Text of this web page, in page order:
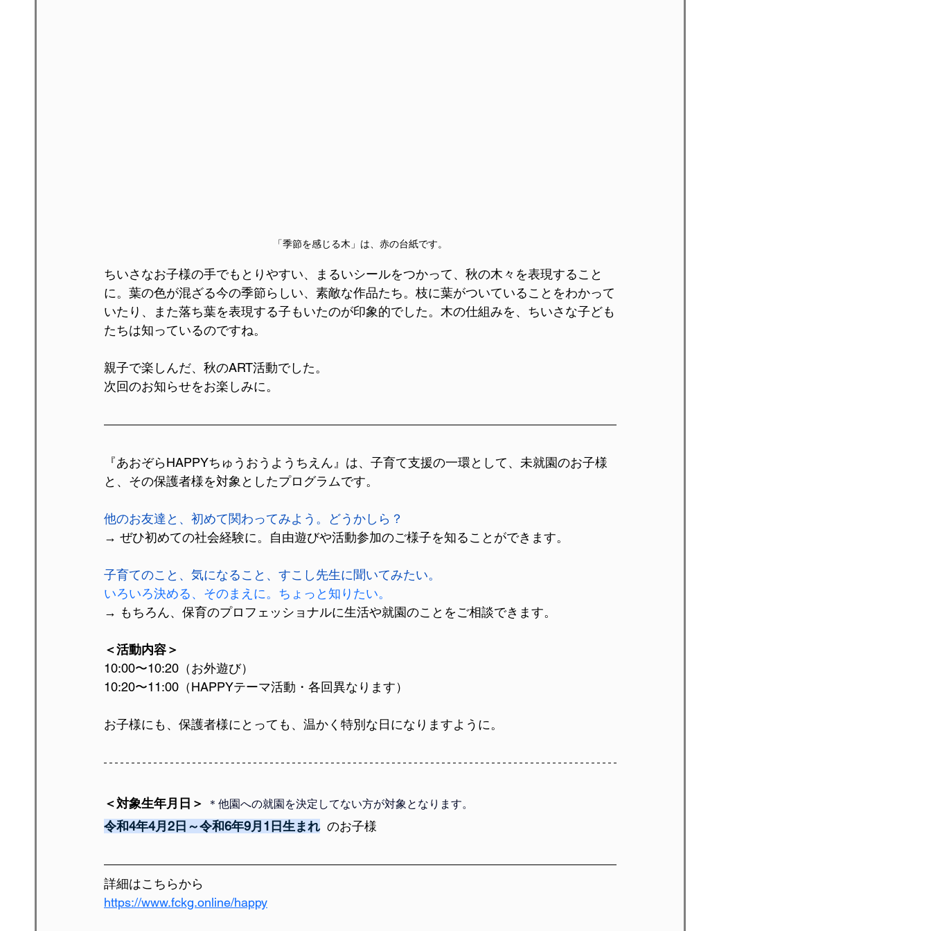
「季節を感じる木」は、赤の台紙です。
ちいさなお子様の手でもとりやすい、まるいシールをつかって、秋の木々を表現すること
に。葉の色が混ざる今の季節らしい、素敵な作品たち。枝に葉がついていることをわかって
いたり、また落ち葉を表現する子もいたのが印象的でした。木の仕組みを、ちいさな子ども
たちは知っているのですね。
親子で楽しんだ、秋のART活動でした。
次回のお知らせをお楽しみに。
『あおぞらHAPPYちゅうおうようちえん』は、子育て支援の一環として、未就園のお子様
と、その保護者様を対象としたプログラムです。
他のお友達と、初めて関わってみよう。どうかしら？
→ ぜひ初めての社会経験に。自由遊びや活動参加のご様子を知ることができます。
子育てのこと、気になること、すこし先生に聞いてみたい。
いろいろ決める、そのまえに。ちょっと知りたい。
→ もちろん、保育のプロフェッショナルに生活や就園のことをご相談できます。
＜活動内容＞
10:00〜10:20（お外遊び）
10:20〜11:00（HAPPYテーマ活動・各回異なります）
お子様にも、保護者様にとっても、温かく特別な日になりますように。
＜対象生年月日＞ ＊他園への就園を決定してない方が対象となります。
令和4年4月2日～令和6年9月1日生まれ のお子様
詳細はこちらから
https://www.fckg.online/happy